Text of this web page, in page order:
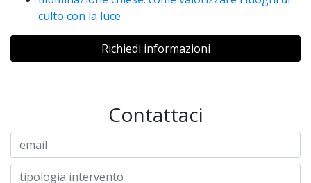
culto con la luce
Richiedi informazioni
Contattaci